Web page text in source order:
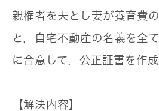
親権者を夫とし妻が養育費
と，自宅不動産の名義を全
に合意して，公正証書を作成
【解決内容】